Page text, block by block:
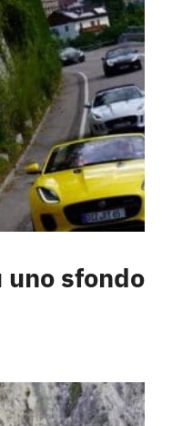
uno sfondo